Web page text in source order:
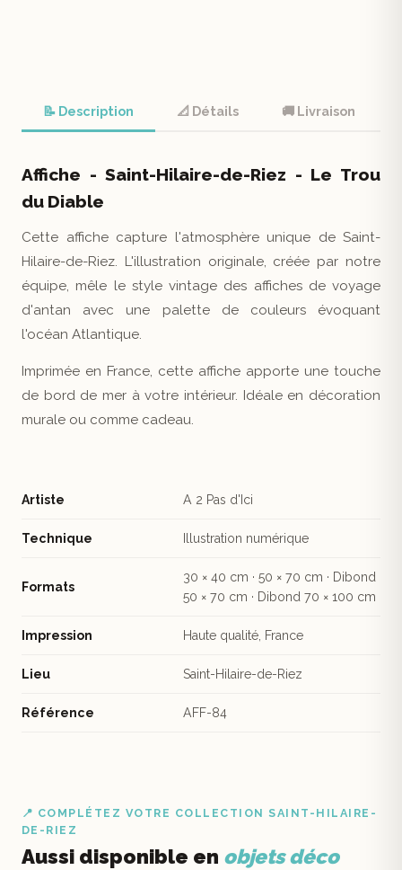
📝 Description 📐 Détails 🚚 Livraison
Affiche - Saint-Hilaire-de-Riez - Le Trou
du Diable
Cette affiche capture l'atmosphère unique de Saint-
Hilaire-de-Riez. L'illustration originale, créée par notre
équipe, mêle le style vintage des affiches de voyage
d'antan avec une palette de couleurs évoquant
l'océan Atlantique.
Imprimée en France, cette affiche apporte une touche
de bord de mer à votre intérieur. Idéale en décoration
murale ou comme cadeau.
Artiste A 2 Pas d'Ici
Technique Illustration numérique
Formats
30 × 40 cm · 50 × 70 cm · Dibond
50 × 70 cm · Dibond 70 × 100 cm
Impression Haute qualité, France
Lieu Saint-Hilaire-de-Riez
Référence AFF-84
📍 COMPLÉTEZ VOTRE COLLECTION SAINT-HILAIRE-
DE-RIEZ
Aussi disponible en objets déco